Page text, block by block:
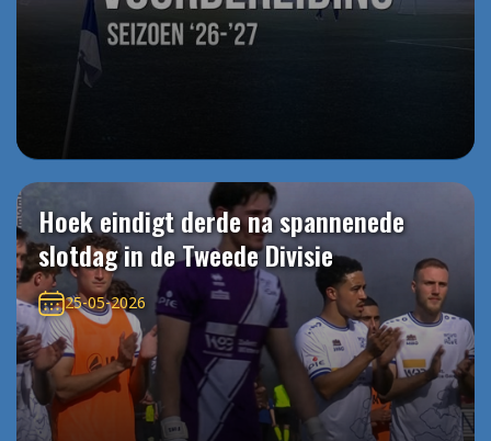
Hoek eindigt derde na spannenede
slotdag in de Tweede Divisie
25-05-2026